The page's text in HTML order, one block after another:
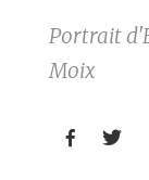
Portrait
Moix
 